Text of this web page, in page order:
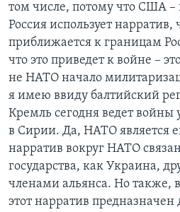
том числе, потому что США
Россия использует
приближается к границам
что это приведет к войне –
не НАТО начало
я имею ввиду балтийский
Кремль сегодня ведет войны
в Сирии. Да, НАТО является
нарратив вокруг НАТО
государства, как Украина,
членами альянса. Но также,
этот нарратив предназначен